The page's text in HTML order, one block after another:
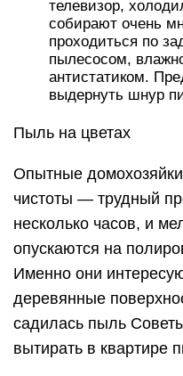
телевизор,
собирают очень
проходиться по
пылесосом,
антистатиком.
выдернуть шнур
Пыль на цветах
Опытные
чистоты — трудный
несколько часов, и
опускаются на
Именно они
деревянные
садилась пыль
вытирать в квартире